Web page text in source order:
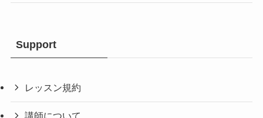
Support
レッスン規約
講師について